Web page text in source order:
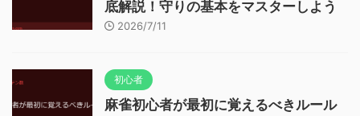
底解説！守りの基本をマスターしよう
2026/7/11
初心者
麻雀初心者が最初に覚えるべきルール